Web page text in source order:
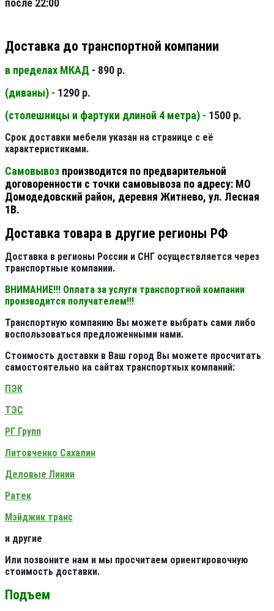
после 22:00
Доставка до транспортной компании
в пределах МКАД - 890 р.
(диваны) - 1290 р.
(столешницы и фартуки длиной 4 метра) - 1500 р.
Срок доставки мебели указан на странице с её
характеристиками.
Самовывоз производится по предварительной
договоренности с точки самовывоза по адресу: МО
Домодедовский район, деревня Житнево, ул. Лесная
1В.
Доставка товара в другие регионы РФ
Доставка в регионы России и СНГ осуществляется через
транспортные компании.
ВНИМАНИЕ!!! Оплата за услуги транспортной компании
производится получателем!!!
Транспортную компанию Вы можете выбрать сами либо
воспользоваться предложенными нами.
Стоимость доставки в Ваш город Вы можете просчитать
самостоятельно на сайтах транспортных компаний:
ПЭК
ТЭС
РГ Групп
Литовченко Сахалин
Деловые Линии
Ратек
Мэйджик транс
и другие
Или позвоните нам и мы просчитаем ориентировочную
стоимость доставки.
Подъем